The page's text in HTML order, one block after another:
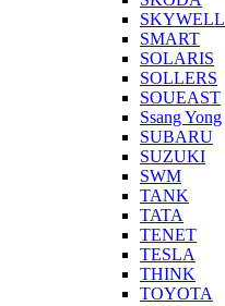
SKYWELL
SMART
SOLARIS
SOLLERS
SOUEAST
Ssang Yong
SUBARU
SUZUKI
SWM
TANK
TATA
TENET
TESLA
THINK
TOYOTA